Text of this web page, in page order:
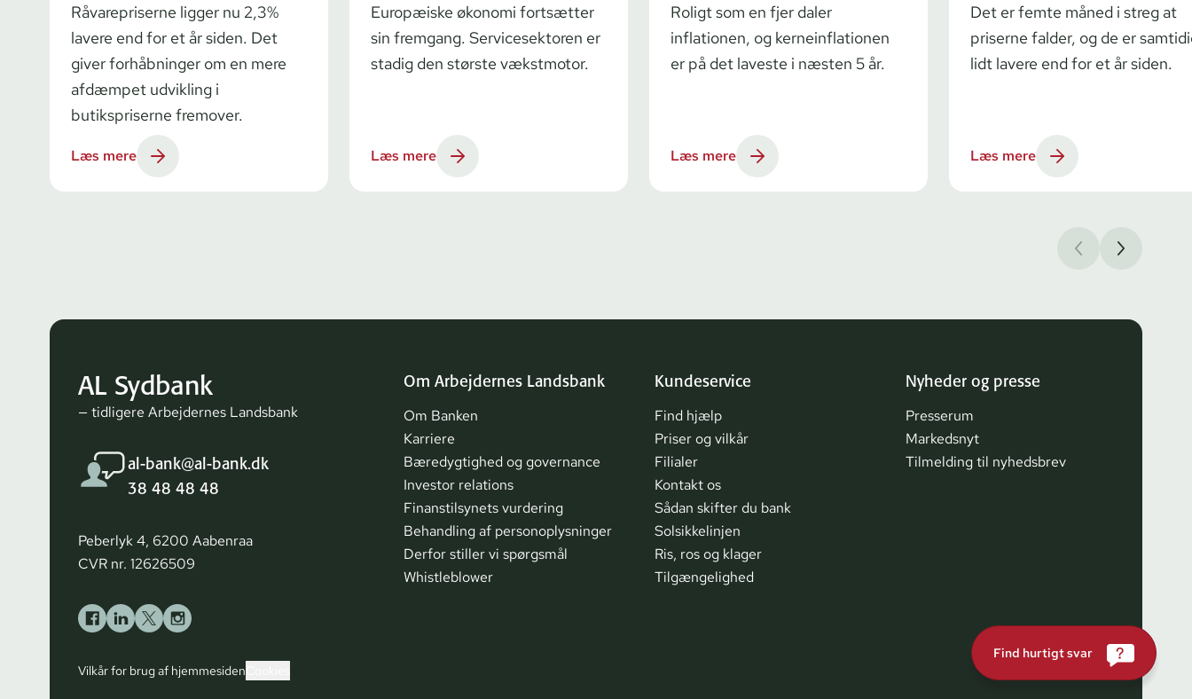
Råvarepriserne ligger nu 2,3%
lavere end for et år siden. Det
giver forhåbninger om en mere
afdæmpet udvikling i
butikspriserne fremover.
Læs mere
Europæiske økonomi fortsætter
sin fremgang. Servicesektoren er
stadig den største vækstmotor.
Læs mere
Roligt som en fjer daler
inflationen, og kerneinflationen
er på det laveste i næsten 5 år.
Læs mere
Det er femte måned i streg at
priserne falder, og de er
lidt lavere end for et år siden.
Læs mere
AL Sydbank
— tidligere Arbejdernes Landsbank
al-bank@al-bank.dk
38 48 48 48
Peberlyk 4, 6200 Aabenraa
CVR nr. 12626509
Vilkår for brug af hjemmesiden
Om Arbejdernes Landsbank
Om Banken
Karriere
Bæredygtighed og governance
Investor relations
Finanstilsynets vurdering
Behandling af personoplysninger
Derfor stiller vi spørgsmål
Whistleblower
Kundeservice
Find hjælp
Priser og vilkår
Filialer
Kontakt os
Sådan skifter du bank
Solsikkelinjen
Ris, ros og klager
Tilgængelighed
Nyheder og presse
Presserum
Markedsnyt
Tilmelding til nyhedsbrev
Find hurtigt svar